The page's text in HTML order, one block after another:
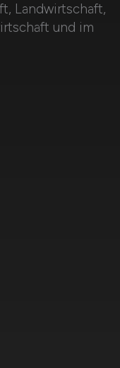
Landwirtschaft,
und im